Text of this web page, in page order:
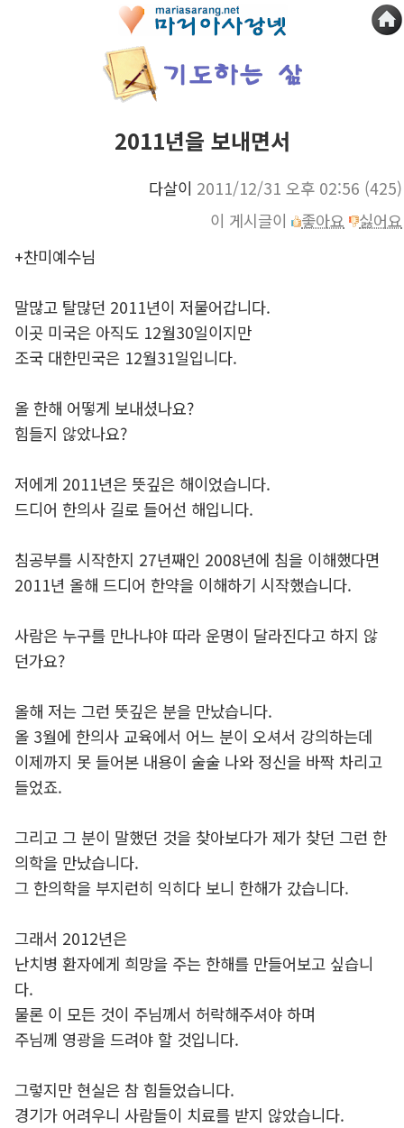
2011년을 보내면서
다살이 2011/12/31 오후 02:56 (425)
이 게시글이
좋아요
싫어요
+찬미예수님
말많고 탈많던 2011년이 저물어갑니다.
이곳 미국은 아직도 12월30일이지만
조국 대한민국은 12월31일입니다.
올 한해 어떻게 보내셨나요?
힘들지 않았나요?
저에게 2011년은 뜻깊은 해이었습니다.
드디어 한의사 길로 들어선 해입니다.
침공부를 시작한지 27년째인 2008년에 침을 이해했다면
2011년 올해 드디어 한약을 이해하기 시작했습니다.
사람은 누구를 만나냐야 따라 운명이 달라진다고 하지 않
던가요?
올해 저는 그런 뜻깊은 분을 만났습니다.
올 3월에 한의사 교육에서 어느 분이 오셔서 강의하는데
이제까지 못 들어본 내용이 술술 나와 정신을 바짝 차리고
들었죠.
그리고 그 분이 말했던 것을 찾아보다가 제가 찾던 그런 한
의학을 만났습니다.
그 한의학을 부지런히 익히다 보니 한해가 갔습니다.
그래서 2012년은
난치병 환자에게 희망을 주는 한해를 만들어보고 싶습니
다.
물론 이 모든 것이 주님께서 허락해주셔야 하며
주님께 영광을 드려야 할 것입니다.
그렇지만 현실은 참 힘들었습니다.
경기가 어려우니 사람들이 치료를 받지 않았습니다.